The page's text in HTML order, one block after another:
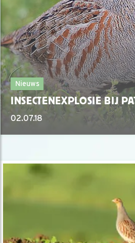
Nieuws
INSECTENEXPLOSIE BIJ
02.07.18